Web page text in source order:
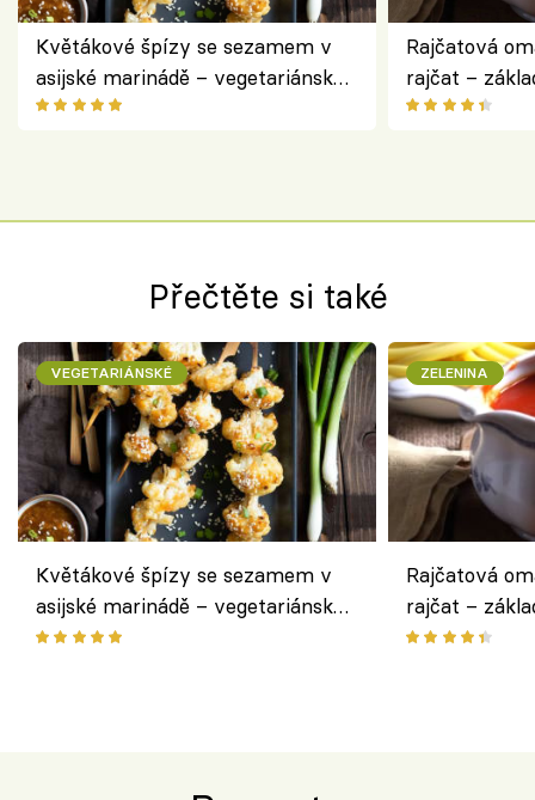
Květákové špízy se sezamem v
asijské marinádě – vegetariánská
chuťovka z grilu
Rajčatová
rajčat –
Přečtěte si také
VEGETARIÁNSKÉ
Květákové špízy se sezamem v
asijské marinádě – vegetariánská
chuťovka z grilu
ZELENINA
Rajčatová
rajčat –